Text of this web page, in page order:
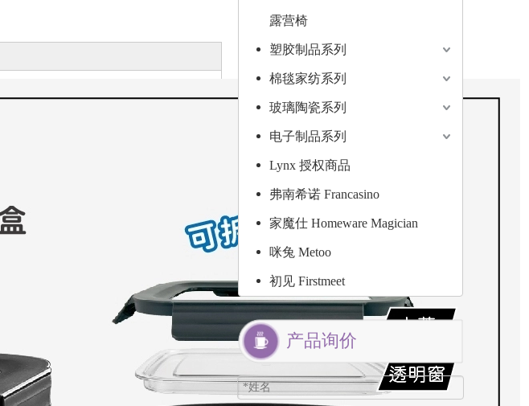
露营椅
塑胶制品系列
棉毯家纺系列
玻璃陶瓷系列
电子制品系列
Lynx 授权商品
弗南希诺 Francasino
家魔仕 Homeware Magician
咪兔 Metoo
初见 Firstmeet
产品询价